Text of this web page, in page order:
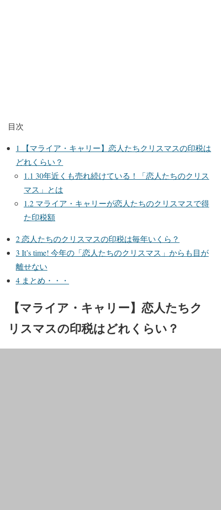
目次
1
【マライア・キャリー】恋人たちクリスマスの印税は
どれくらい？
1.1 30年近くも売れ続けている！「恋人たちのクリス
マス」とは
1.2 マライア・キャリーが恋人たちのクリスマスで得
た印税額
2恋人たちのクリスマスの印税は毎年いくら？
3 It’s time! 今年の「恋人たちのクリスマス」からも目が
離せない
4 まとめ・・・
【マライア・キャリー】恋人たちク
リスマスの印税はどれくらい？